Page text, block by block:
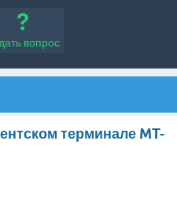
вопрос
терминале MT-